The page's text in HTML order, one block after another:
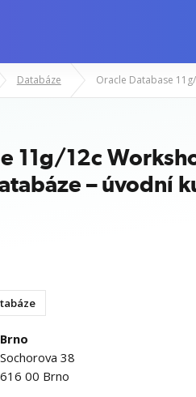
Odborné znalosti
Databáze
11g/12c
– úvodní
Brno
Sochorova 38
616 00 Brno